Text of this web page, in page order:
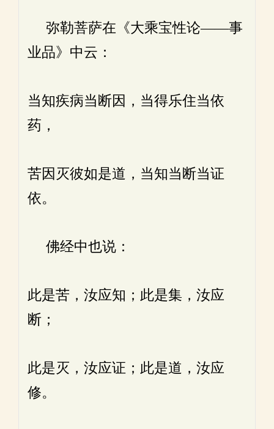
弥勒菩萨在《大乘宝性论——事
业品》中云：
当知疾病当断因，当得乐住当依
药，
苦因灭彼如是道，当知当断当证
依。
佛经中也说：
此是苦，汝应知；此是集，汝应
断；
此是灭，汝应证；此是道，汝应
修。